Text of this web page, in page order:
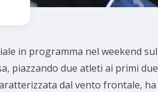
in programma nel weekend
piazzando due atleti ai primi
dal vento frontale,